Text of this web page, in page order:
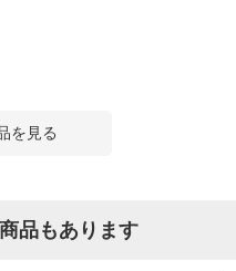
を見る
品もあります